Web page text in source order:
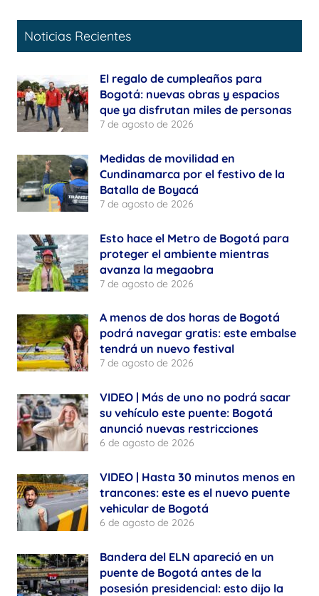
Noticias Recientes
El regalo de cumpleaños para
Bogotá: nuevas obras y espacios
que ya disfrutan miles de personas
7 de agosto de 2026
Medidas de movilidad en
Cundinamarca por el festivo de la
Batalla de Boyacá
7 de agosto de 2026
Esto hace el Metro de Bogotá para
proteger el ambiente mientras
avanza la megaobra
7 de agosto de 2026
A menos de dos horas de Bogotá
podrá navegar gratis: este embalse
tendrá un nuevo festival
7 de agosto de 2026
VIDEO | Más de uno no podrá sacar
su vehículo este puente: Bogotá
anunció nuevas restricciones
6 de agosto de 2026
VIDEO | Hasta 30 minutos menos en
trancones: este es el nuevo puente
vehicular de Bogotá
6 de agosto de 2026
Bandera del ELN apareció en un
puente de Bogotá antes de la
posesión presidencial: esto dijo la